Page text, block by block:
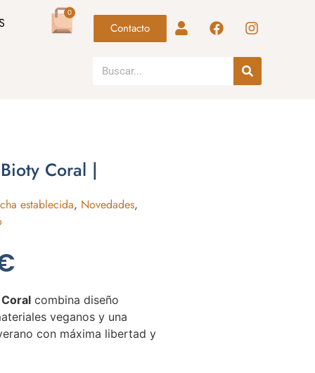
0
Contacto
Coral |
establecida, Novedades,
combina diseño
veganos y una
con máxima libertad y